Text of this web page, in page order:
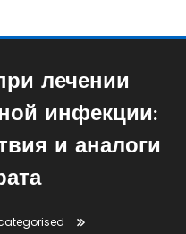
лечении
инфекции:
и аналоги